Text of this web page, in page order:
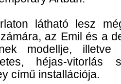
látható lesz
az Emil és a
modellje,
héjas-vitorlás
című installációja.